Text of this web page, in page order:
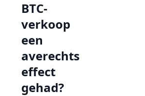
BTC-
verkoop
een
averechts
effect
gehad?